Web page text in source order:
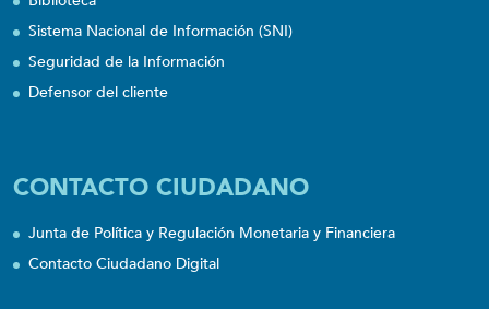
Sistema Nacional de Información (SNI)
Seguridad de la Información
Defensor del cliente
CONTACTO CIUDADANO
Junta de Política y Regulación Monetaria y Financiera
Contacto Ciudadano Digital